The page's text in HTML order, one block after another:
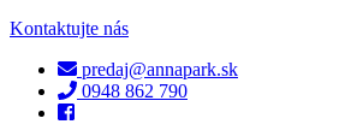
Kontaktujte nás
predaj@annapark.sk
0948 862 790